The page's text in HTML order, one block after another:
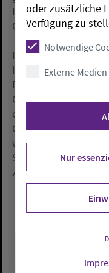
Leben der Kirche
Gesetzgebung zu.
Die Synode, deren
besteht zu einem
Pastoren und zu
Gemeindegliedern.
oder sonstige im
Gemeindeglieder
wurden von den
Synodale wurden
zählen erstmalig
oder zusätzliche
Verfügung zu
Notwendige
Externe Medien
Nur